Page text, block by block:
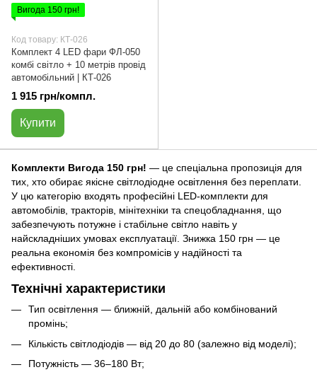
Вигода 150 грн!
Код товару: КТ-026
Комплект 4 LED фари ФЛ-050
комбі світло + 10 метрів провід
автомобільний | КТ-026
1 915 грн/компл.
Купити
Комплекти Вигода 150 грн! — це спеціальна пропозиція для
тих, хто обирає якісне світлодіодне освітлення без переплати.
У цю категорію входять професійні LED-комплекти для
автомобілів, тракторів, мінітехніки та спецобладнання, що
забезпечують потужне і стабільне світло навіть у
найскладніших умовах експлуатації. Знижка 150 грн — це
реальна економія без компромісів у надійності та
ефективності.
Технічні характеристики
Тип освітлення — ближній, дальній або комбінований
промінь;
Кількість світлодіодів — від 20 до 80 (залежно від моделі);
Потужність — 36–180 Вт;